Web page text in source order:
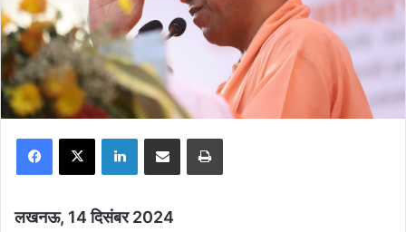
Facebook
X LinkedInShare via Email Print
लखनऊ, 14 दिसंबर 2024